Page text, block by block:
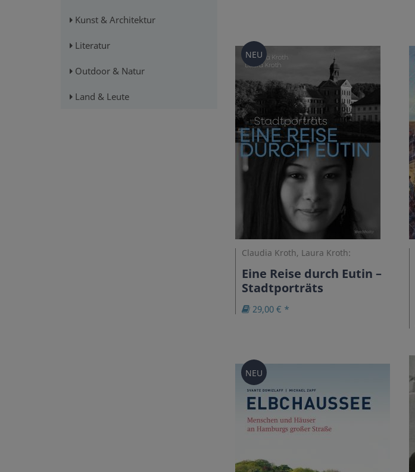
Kunst & Architektur
Literatur
Outdoor & Natur
Land & Leute
NEU
Claudia Kroth, Laura Kroth:
Eine Reise durch Eutin –
Stadtporträts
29,00 € *
NEU